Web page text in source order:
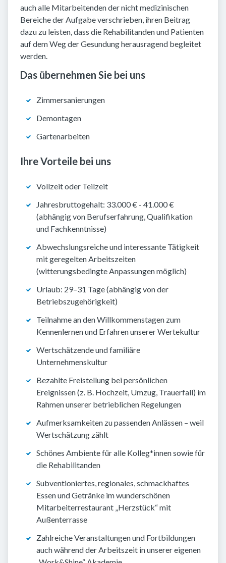
auch alle Mitarbeitenden der nicht medizinischen
Bereiche der Aufgabe verschrieben, ihren Beitrag
dazu zu leisten, dass die Rehabilitanden und Patienten
auf dem Weg der Gesundung herausragend begleitet
werden.
Das übernehmen Sie bei uns
Zimmersanierungen
Demontagen
Gartenarbeiten
Ihre Vorteile bei uns
Vollzeit oder Teilzeit
Jahresbruttogehalt: 33.000 € - 41.000 €
(abhängig von Berufserfahrung, Qualifikation
und Fachkenntnisse)
Abwechslungsreiche und interessante Tätigkeit
mit geregelten Arbeitszeiten
(witterungsbedingte Anpassungen möglich)
Urlaub: 29–31 Tage (abhängig von der
Betriebszugehörigkeit)
Teilnahme an den Willkommenstagen zum
Kennenlernen und Erfahren unserer Wertekultur
Wertschätzende und familiäre
Unternehmenskultur
Bezahlte Freistellung bei persönlichen
Ereignissen (z. B. Hochzeit, Umzug, Trauerfall) im
Rahmen unserer betrieblichen Regelungen
Aufmerksamkeiten zu passenden Anlässen – weil
Wertschätzung zählt
Schönes Ambiente für alle Kolleg*innen sowie für
die Rehabilitanden
Subventioniertes, regionales, schmackhaftes
Essen und Getränke im wunderschönen
Mitarbeiterrestaurant „Herzstück“ mit
Außenterrasse
Zahlreiche Veranstaltungen und Fortbildungen
auch während der Arbeitszeit in unserer eigenen